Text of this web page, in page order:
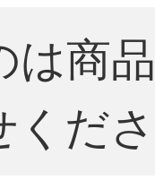
商
くだ